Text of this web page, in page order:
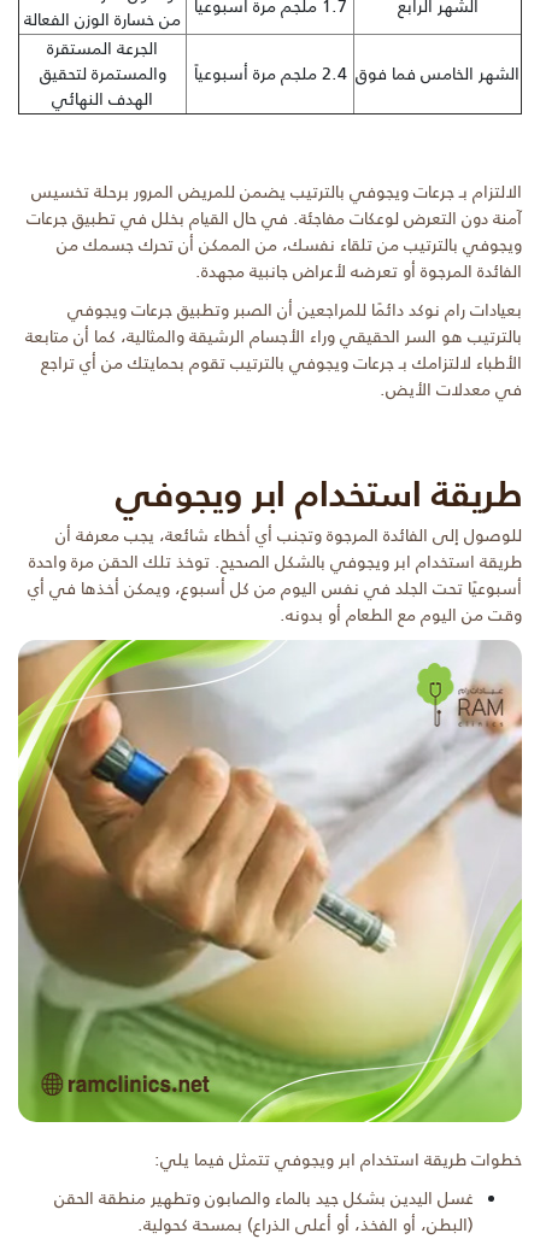
الشهر الرابع 1.7 ملجم مرة أسبوعياً
من خسارة الوزن الفعالة
الشهر الخامس فما فوق 2.4 ملجم مرة أسبوعياً
الجرعة المستقرة
والمستمرة لتحقيق
الهدف النهائي
الالتزام بـ جرعات ويجوفي بالترتيب يضمن للمريض المرور برحلة تخسيس
آمنة دون التعرض لوعكات مفاجئة. في حال القيام بخلل في تطبيق جرعات
ويجوفي بالترتيب من تلقاء نفسك، من الممكن أن تحرك جسمك من
الفائدة المرجوة أو تعرضه لأعراض جانبية مجهدة.
بعيادات رام نوكد دائمًا للمراجعين أن الصبر وتطبيق جرعات ويجوفي
بالترتيب هو السر الحقيقي وراء الأجسام الرشيقة والمثالية، كما أن متابعة
الأطباء لالتزامك بـ جرعات ويجوفي بالترتيب تقوم بحمايتك من أي تراجع
في معدلات الأيض.
طريقة استخدام ابر ويجوفي
للوصول إلى الفائدة المرجوة وتجنب أي أخطاء شائعة، يجب معرفة أن
طريقة استخدام ابر ويجوفي بالشكل الصحيح. توخذ تلك الحقن مرة واحدة
أسبوعيًا تحت الجلد في نفس اليوم من كل أسبوع، ويمكن أخذها في أي
وقت من اليوم مع الطعام أو بدونه.
خطوات طريقة استخدام ابر ويجوفي تتمثل فيما يلي:
غسل اليدين بشكل جيد بالماء والصابون وتطهير منطقة الحقن
(البطن، أو الفخذ، أو أعلى الذراع) بمسحة كحولية.